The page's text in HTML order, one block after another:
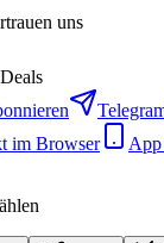
uns
im Browser